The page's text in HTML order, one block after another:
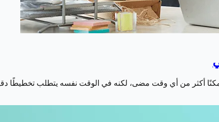
أكثر من أي وقت مضى، لكنه في الوقت نفسه يتطلب تخطيطًا